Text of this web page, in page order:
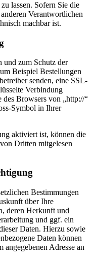
lassen. Sofern Sie die
Verantwortlichen
machbar ist.
und zum Schutz der
Beispiel Bestellungen
senden, eine SSL-
Verbindung
des Browsers von „http://“
Symbol in Ihrer
aktiviert ist, können die
Dritten mitgelesen
Bestimmungen
über Ihre
deren Herkunft und
und ggf. ein
Daten. Hierzu sowie
Daten können
angegebenen Adresse an